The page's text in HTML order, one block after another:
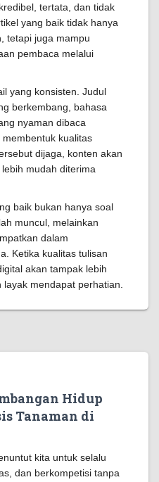
tertata, dan tidak
yang baik tidak hanya
tetapi juga mampu
pembaca melalui
yang konsisten. Judul
berkembang, bahasa
nyaman dibaca
kualitas
dijaga, konten akan
mudah diterima
baik bukan hanya soal
muncul, melainkan
dalam
Ketika kualitas tulisan
akan tampak lebih
mendapat perhatian.
Hidup
Tanaman di
kita untuk selalu
dan berkompetisi tanpa